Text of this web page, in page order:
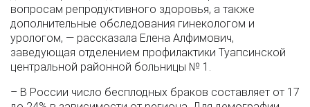
вопросам репродуктивного здоровья, а также
дополнительные обследования гинекологом и
урологом, — рассказала Елена Алфимович,
заведующая отделением профилактики Туапсинской
центральной районной больницы № 1.
– В России число бесплодных браков составляет от 17